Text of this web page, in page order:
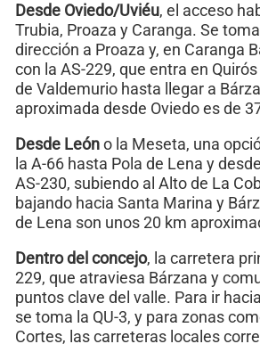
Desde Oviedo/Uviéu, el acceso
Trubia, Proaza y Caranga. Se
dirección a Proaza y, en Caranga
con la AS-229, que entra en
de Valdemurio hasta llegar a
aproximada desde Oviedo es de
Desde Leóno la Meseta, una
la A-66 hasta Pola de Lena y
AS-230, subiendo al Alto de La
bajando hacia Santa Marina y
de Lena son unos 20 km
Dentro del concejo, la carretera
229, que atraviesa Bárzana y
puntos clave del valle. Para ir
se toma la QU-3, y para zonas
Cortes, las carreteras locales